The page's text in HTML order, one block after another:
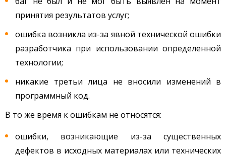
принятия результатов услуг;
ошибка возникла из-за явной технической ошибки
разработчика при использовании определенной
технологии;
никакие третьи лица не вносили изменений в
программный код.
В то же время к ошибкам не относятся:
ошибки, возникающие из-за существенных
дефектов в исходных материалах или технических